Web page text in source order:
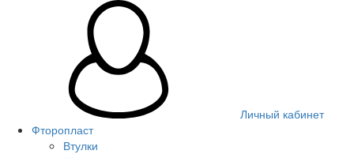
Личный кабинет
Фторопласт
Втулки